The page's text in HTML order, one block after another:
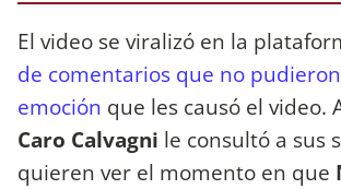
El video se viralizó en la
de comentarios que no
emoción que les causó el video.
Caro Calvagni le consultó a sus
quieren ver el momento en que